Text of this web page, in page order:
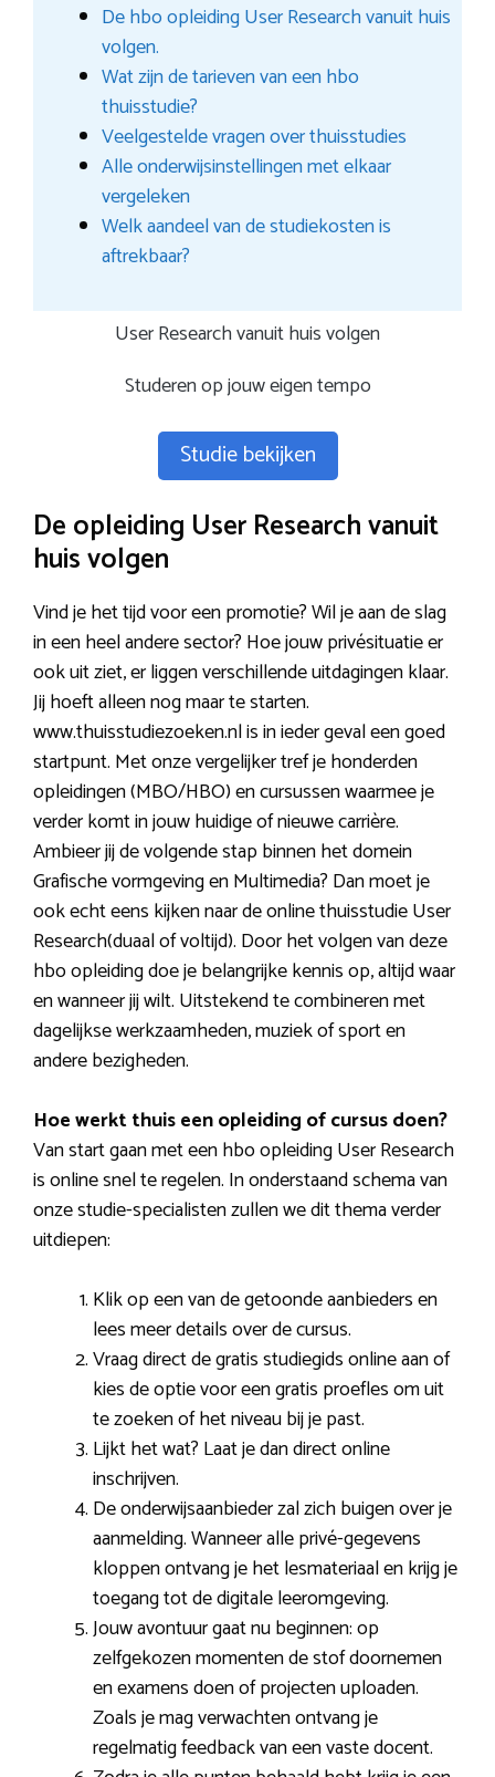
De hbo opleiding User Research vanuit huis
volgen.
Wat zijn de tarieven van een hbo
thuisstudie?
Veelgestelde vragen over thuisstudies
Alle onderwijsinstellingen met elkaar
vergeleken
Welk aandeel van de studiekosten is
aftrekbaar?
User Research vanuit huis volgen
Studeren op jouw eigen tempo
Studie bekijken
De opleiding User Research vanuit
huis volgen
Vind je het tijd voor een promotie? Wil je aan de slag
in een heel andere sector? Hoe jouw privésituatie er
ook uit ziet, er liggen verschillende uitdagingen klaar.
Jij hoeft alleen nog maar te starten.
www.thuisstudiezoeken.nl is in ieder geval een goed
startpunt. Met onze vergelijker tref je honderden
opleidingen (MBO/HBO) en cursussen waarmee je
verder komt in jouw huidige of nieuwe carrière.
Ambieer jij de volgende stap binnen het domein
Grafische vormgeving en Multimedia? Dan moet je
ook echt eens kijken naar de online thuisstudie User
Research(duaal of voltijd). Door het volgen van deze
hbo opleiding doe je belangrijke kennis op, altijd waar
en wanneer jij wilt. Uitstekend te combineren met
dagelijkse werkzaamheden, muziek of sport en
andere bezigheden.
Hoe werkt thuis een opleiding of cursus doen?
Van start gaan met een hbo opleiding User Research
is online snel te regelen. In onderstaand schema van
onze studie-specialisten zullen we dit thema verder
uitdiepen:
Klik op een van de getoonde aanbieders en
lees meer details over de cursus.
Vraag direct de gratis studiegids online aan of
kies de optie voor een gratis proefles om uit
te zoeken of het niveau bij je past.
Lijkt het wat? Laat je dan direct online
inschrijven.
De onderwijsaanbieder zal zich buigen over je
aanmelding. Wanneer alle privé-gegevens
kloppen ontvang je het lesmateriaal en krijg je
toegang tot de digitale leeromgeving.
Jouw avontuur gaat nu beginnen: op
zelfgekozen momenten de stof doornemen
en examens doen of projecten uploaden.
Zoals je mag verwachten ontvang je
regelmatig feedback van een vaste docent.